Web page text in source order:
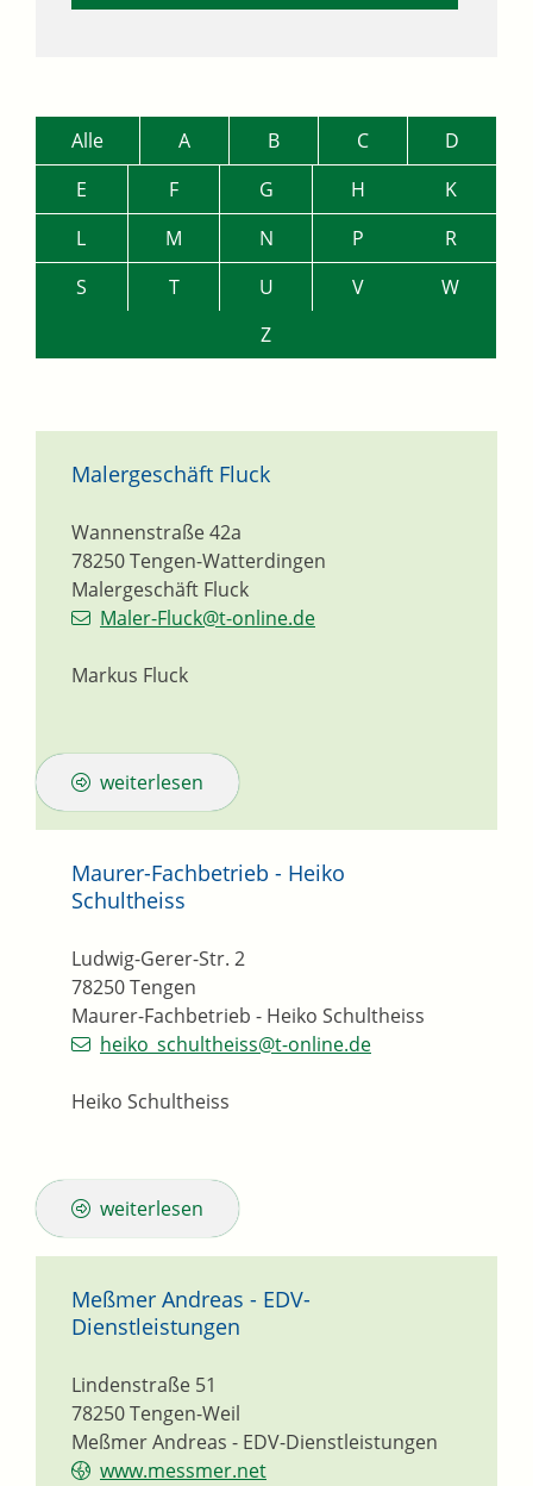
Alle A B C
D
E
F G H
K
L
M N P
R
S
T U V
W
Z
Malergeschäft Fluck
Malergeschäft Fluck
Wannenstraße 42a
78250Tengen-Watterdingen
Maler-Fluck@t-online.de
Markus Fluck
weiterlesen
Maurer-Fachbetrieb - Heiko
Schultheiss
Maurer-Fachbetrieb - Heiko Schultheiss
Ludwig-Gerer-Str. 2
78250Tengen
heiko_schultheiss@t-online.de
Heiko Schultheiss
weiterlesen
Meßmer Andreas - EDV-
Dienstleistungen
Meßmer Andreas - EDV-Dienstleistungen
Lindenstraße 51
78250Tengen-Weil
www.messmer.net